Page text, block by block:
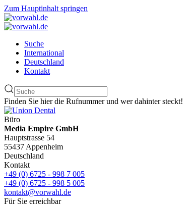
Zum Hauptinhalt springen
Suche
International
Deutschland
Kontakt
Finden Sie hier die Rufnummer und wer dahinter steckt!
Büro
Media Empire GmbH
Hauptstrasse 54
55437 Appenheim
Deutschland
Kontakt
+49 (0) 6725 - 998 7 005
+49 (0) 6725 - 998 5 005
kontakt@vorwahl.de
Für Sie erreichbar